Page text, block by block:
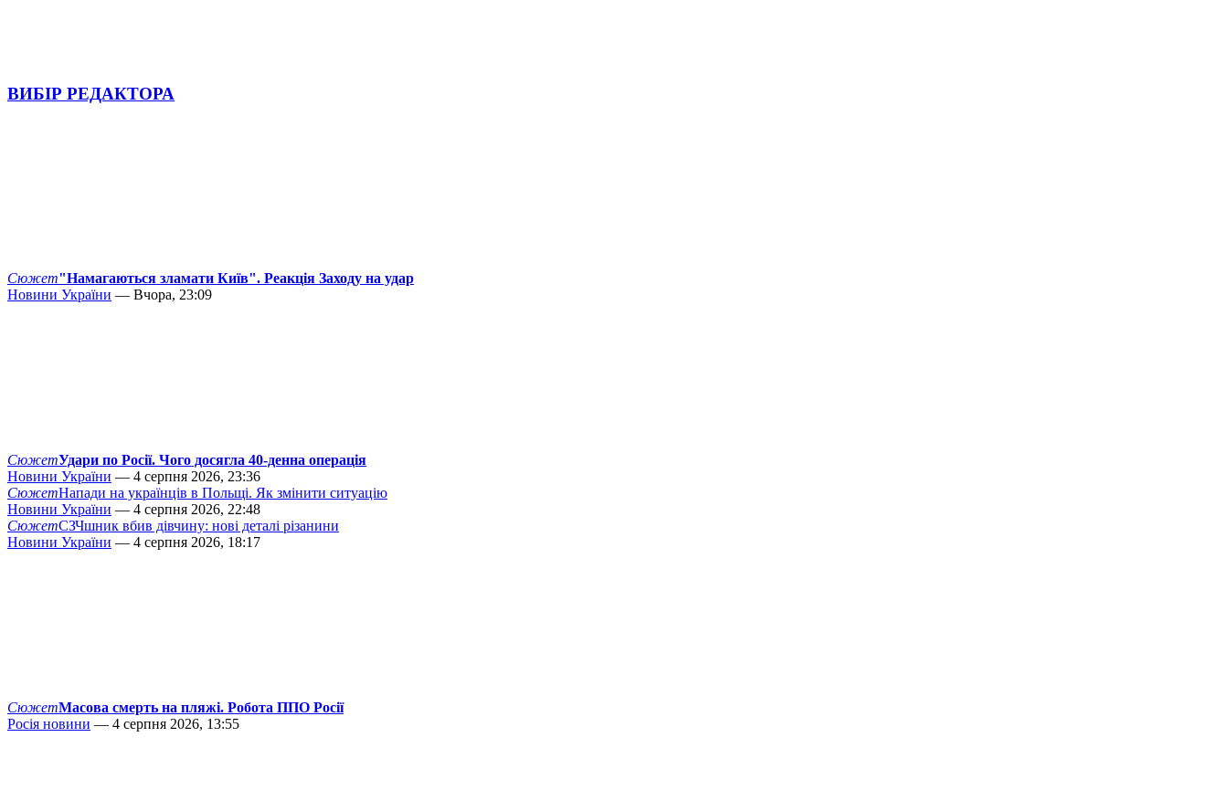
ВИБІР РЕДАКТОРА
Сюжет"Намагаються зламати Київ". Реакція Заходу на удар
Новини України — Вчора, 23:09
СюжетУдари по Росії. Чого досягла 40-денна операція
Новини України — 4 серпня 2026, 23:36
СюжетНапади на українців в Польщі. Як змінити ситуацію
Новини України — 4 серпня 2026, 22:48
СюжетСЗЧшник вбив дівчину: нові деталі різанини
Новини України — 4 серпня 2026, 18:17
СюжетМасова смерть на пляжі. Робота ППО Росії
Росія новини — 4 серпня 2026, 13:55